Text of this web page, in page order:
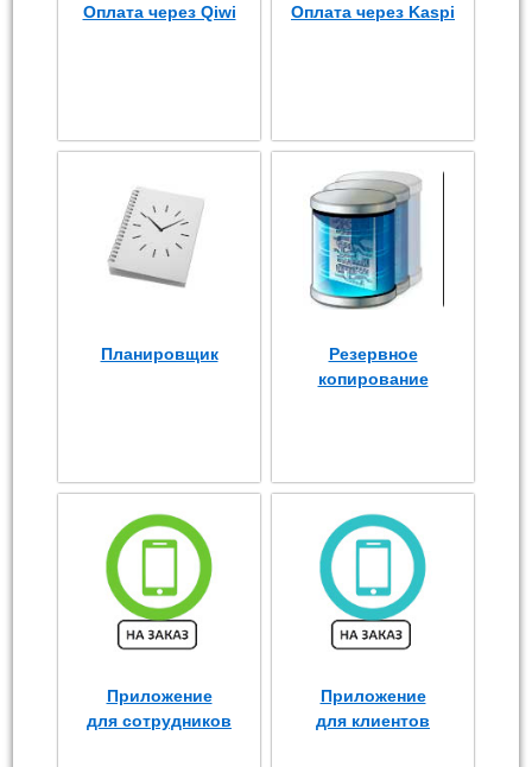
Оплата через Qiwi Оплата через Kaspi
Планировщик
Резервное
копирование
Приложение
для сотрудников
Приложение
для клиентов